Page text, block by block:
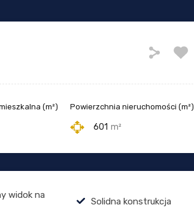
(m²) Powierzchnia nieruchomości (m²)
601 m²
widok na
Solidna konstrukcja